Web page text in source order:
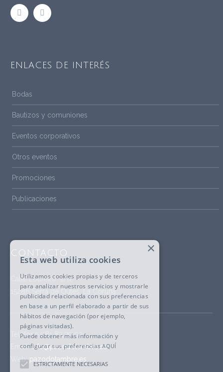
ENLACES DE INTERÉS
Bodas
Bautizos y comuniones
Eventos corporativos
Otros eventos
Promociones
Publicaciones
CONTACTO
Calle Loureiro, s/n,
15286 Serra de Outes, La Coruña
Teléfono981 83 79 03
Email:info@pazodotambre.es
Web:pazodotambre.es
×
Esta web utiliza cookies
Utilizamos cookies propias y de terceros
para analizar nuestros servicios y mostrarle
publicidad relacionada con sus preferencias
en base a un perfil elaborado a partir de sus
hábitos de navegación (por ejemplo,
páginas visitadas).
Puede obtener más información y
configurar sus preferenciasAQUÍ
ESTRICTAMENTE NECESARIAS